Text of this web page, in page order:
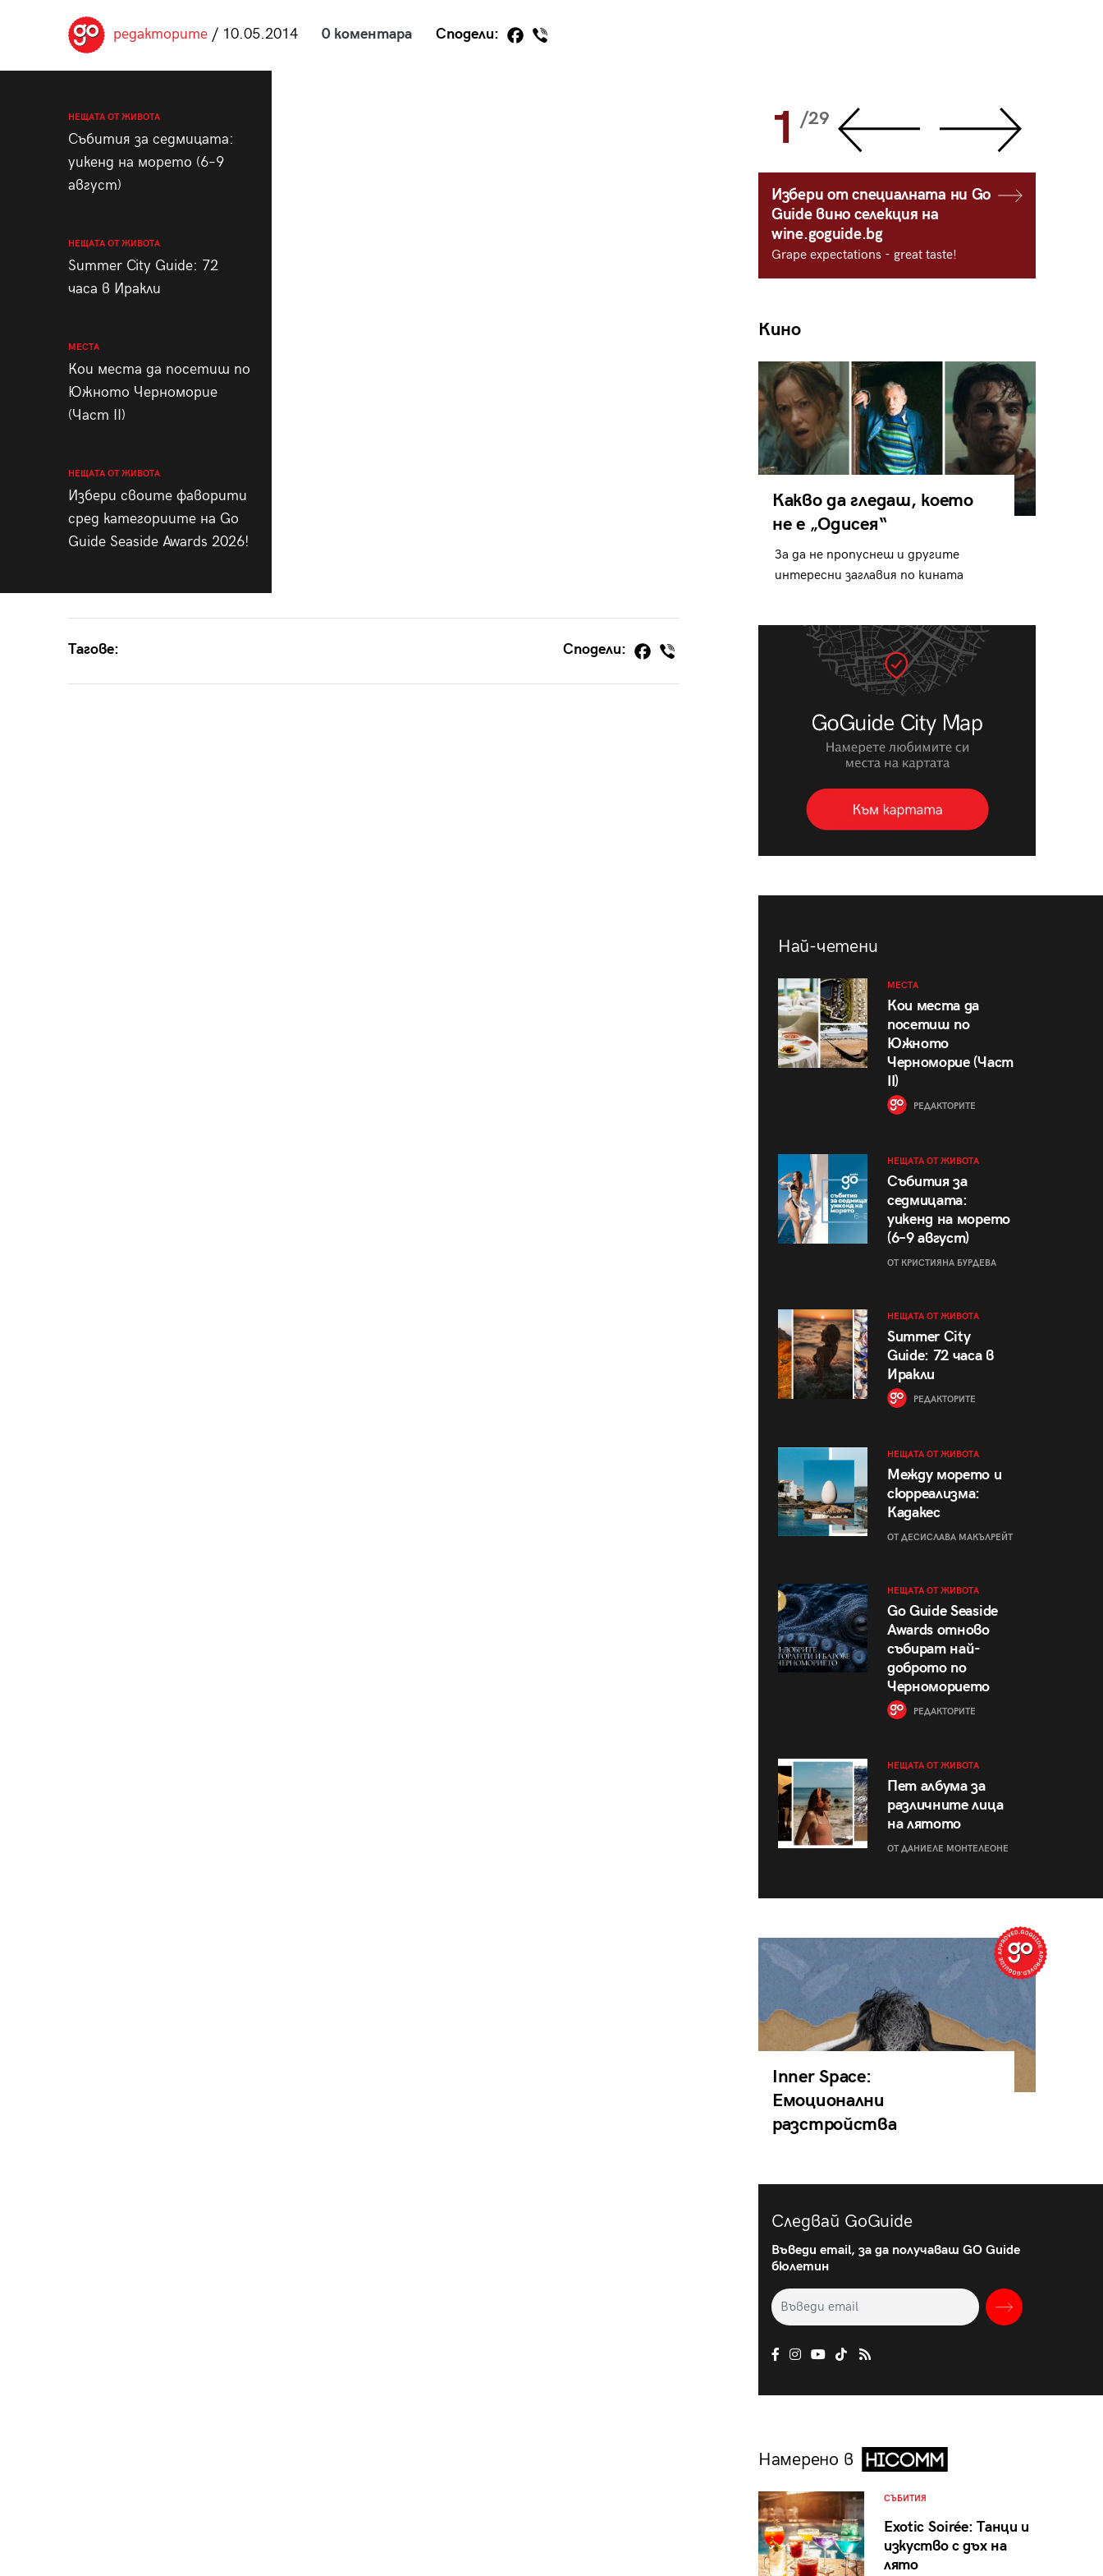
редакторите/ 10.05.2014 0 коментара Сподели:
НЕЩАТА ОТ ЖИВОТА
Събития за седмицата:
уикенд на морето (6–9
август)
НЕЩАТА ОТ ЖИВОТА
Summer City Guide: 72
часа в Иракли
МЕСТА
Кои места да посетиш по
Южното Черноморие
(Част II)
НЕЩАТА ОТ ЖИВОТА
Избери своите фаворити
сред категориите на Go
Guide Seaside Awards 2026!
Тагове: Сподели:
28 1 /29
Избери от специалната ни Go
Guide вино селекция на
wine.goguide.bg
Grape expectations - great taste!
Кино
Какво да гледаш, което
не е „Одисея“
За да не пропуснеш и другите
интересни заглавия по кината
Най-четени
МЕСТА
Кои места да
посетиш по
Южното
Черноморие (Част
II)
РЕДАКТОРИТЕ
НЕЩАТА ОТ ЖИВОТА
Събития за
седмицата:
уикенд на морето
(6–9 август)
ОТ КРИСТИЯНА БУРДЕВА
НЕЩАТА ОТ ЖИВОТА
Summer City
Guide: 72 часа в
Иракли
РЕДАКТОРИТЕ
НЕЩАТА ОТ ЖИВОТА
Между морето и
сюрреализма:
Кадакес
ОТ ДЕСИСЛАВА МАКЪЛРЕЙТ
НЕЩАТА ОТ ЖИВОТА
Go Guide Seaside
Awards отново
събират най-
доброто по
Черноморието
РЕДАКТОРИТЕ
НЕЩАТА ОТ ЖИВОТА
Пет албума за
различните лица
на лятото
ОТ ДАНИЕЛЕ МОНТЕЛЕОНЕ
Inner Space:
Емоционални
разстройства
Следвай GoGuide
Въведи email, за да получаваш GO Guide
бюлетин
Намерено в
СЪБИТИЯ
Exotic Soirée: Танци и
изкуство с дъх на
лято